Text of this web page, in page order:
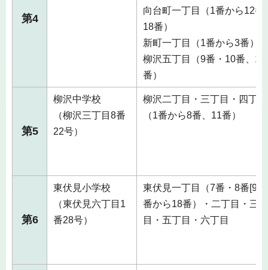
第4
向台町一丁目（1番から12番
18番）
新町一丁目（1番から3番）
柳沢五丁目（9番・10番、
番）
第5
柳沢中学校
（柳沢三丁目8番
22号）
柳沢二丁目・三丁目・四丁
（1番から8番、11番）
第6
東伏見小学校
（東伏見六丁目1
番28号）
東伏見一丁目（7番・8番[9
番から18番）・二丁目・三
目・五丁目・六丁目